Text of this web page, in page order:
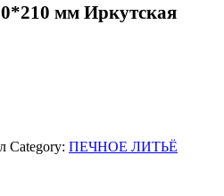
мм Иркутская
Category: ПЕЧНОЕ ЛИТЬЁ